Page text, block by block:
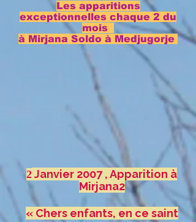
Les apparitions
exceptionnelles chaque 2 du
mois
à Mirjana Soldo à Medjugorje
2 Janvier 2007 , Apparition à
Mirjana2
« Chers enfants, en ce saint